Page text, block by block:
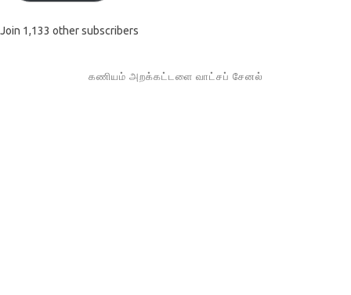
Join 1,133 other subscribers
கணியம் அறக்கட்டளை வாட்சப் சேனல்